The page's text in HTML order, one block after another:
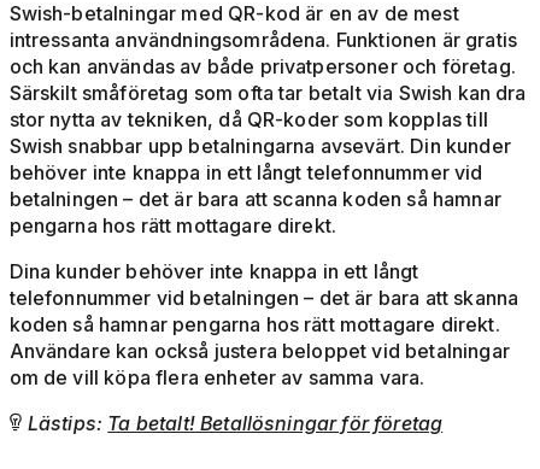
Swish-betalningar med QR-kod är en av de mest
intressanta användningsområdena. Funktionen är gratis
och kan användas av både privatpersoner och företag.
Särskilt småföretag som ofta tar betalt via Swish kan dra
stor nytta av tekniken, då QR-koder som kopplas till
Swish snabbar upp betalningarna avsevärt. Din kunder
behöver inte knappa in ett långt telefonnummer vid
betalningen – det är bara att scanna koden så hamnar
pengarna hos rätt mottagare direkt.
Dina kunder behöver inte knappa in ett långt
telefonnummer vid betalningen – det är bara att skanna
koden så hamnar pengarna hos rätt mottagare direkt.
Användare kan också justera beloppet vid betalningar
om de vill köpa flera enheter av samma vara.
 Lästips: Ta betalt! Betallösningar för företag